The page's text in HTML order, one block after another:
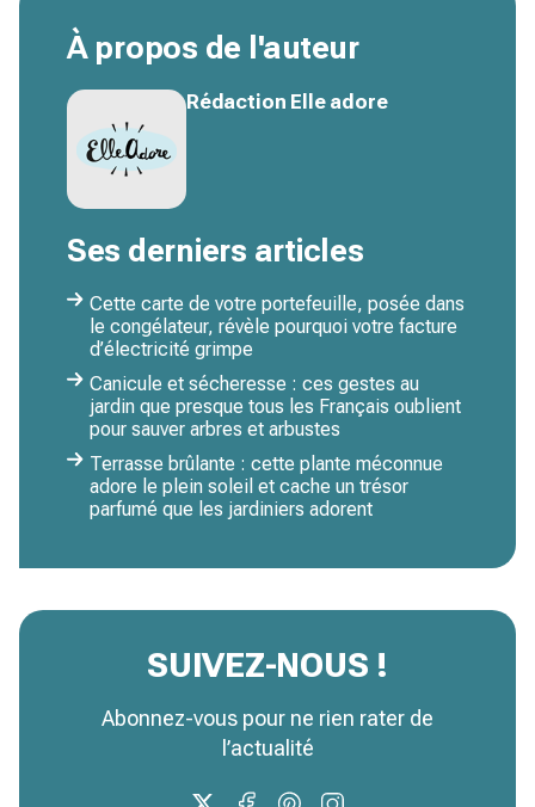
À propos de l'auteur
Rédaction Elle adore
Ses derniers articles
Cette carte de votre portefeuille, posée dans
le congélateur, révèle pourquoi votre facture
d’électricité grimpe
Canicule et sécheresse : ces gestes au
jardin que presque tous les Français oublient
pour sauver arbres et arbustes
Terrasse brûlante : cette plante méconnue
adore le plein soleil et cache un trésor
parfumé que les jardiniers adorent
SUIVEZ-NOUS !
Abonnez-vous pour ne rien rater de
l’actualité